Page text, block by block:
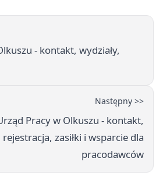
- kontakt, wydziały,
Następny >>
Pracy w Olkuszu - kontakt,
zasiłki i wsparcie dla
pracodawców